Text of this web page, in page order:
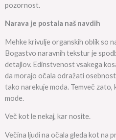
pozornost.
Narava je postala naš navdih
Mehke krivulje organskih oblik so
Bogastvo naravnih tekstur je
detajlov. Edinstvenost vsakega
da morajo očala odražati
tako narekuje moda. Temveč
mode.
Več kot le nekaj, kar nosite.
Večina ljudi na očala gleda kot na